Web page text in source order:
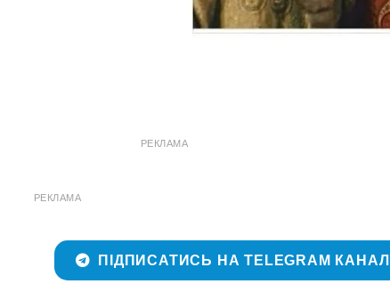
РЕКЛАМА
РЕКЛАМА
ПІДПИСАТИСЬ НА TELEGRAM КАНАЛ